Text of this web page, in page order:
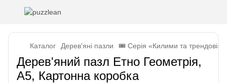
Каталог Дерев'яні пазли 🎟️ Серія «Килими та трендові»
Дерев'яний пазл Етно Геометрія,
А5, Картонна коробка